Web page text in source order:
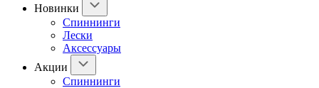
Новинки
Спиннинги
Лески
Аксессуары
Акции
Спиннинги